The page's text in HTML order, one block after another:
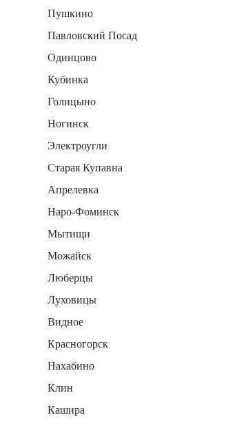
Пушкино
Павловский Посад
Одинцово
Кубинка
Голицыно
Ногинск
Электроугли
Старая Купавна
Апрелевка
Наро-Фоминск
Мытищи
Можайск
Люберцы
Луховицы
Видное
Красногорск
Нахабино
Клин
Кашира